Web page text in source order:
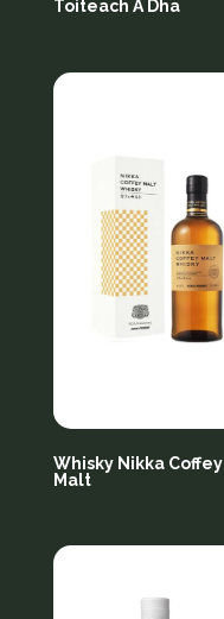
Toiteach A Dha
Whisky Nikka Coffey
Malt